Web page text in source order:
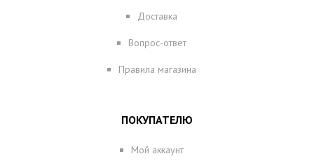
Доставка
Вопрос-ответ
Правила магазина
ПОКУПАТЕЛЮ
Мой аккаунт